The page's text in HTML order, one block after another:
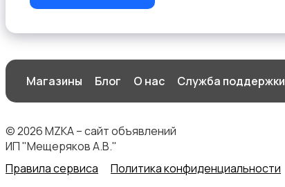
Магазины Блог О нас Служба поддержки
© 2026 MZKA – сайт объявлений
ИП "Мещеряков А.В."
Правила сервиса
Политика конфиденциальности